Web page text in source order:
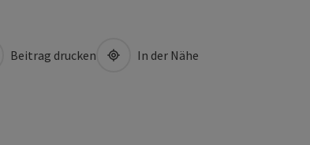
Beitrag drucken In der Nähe